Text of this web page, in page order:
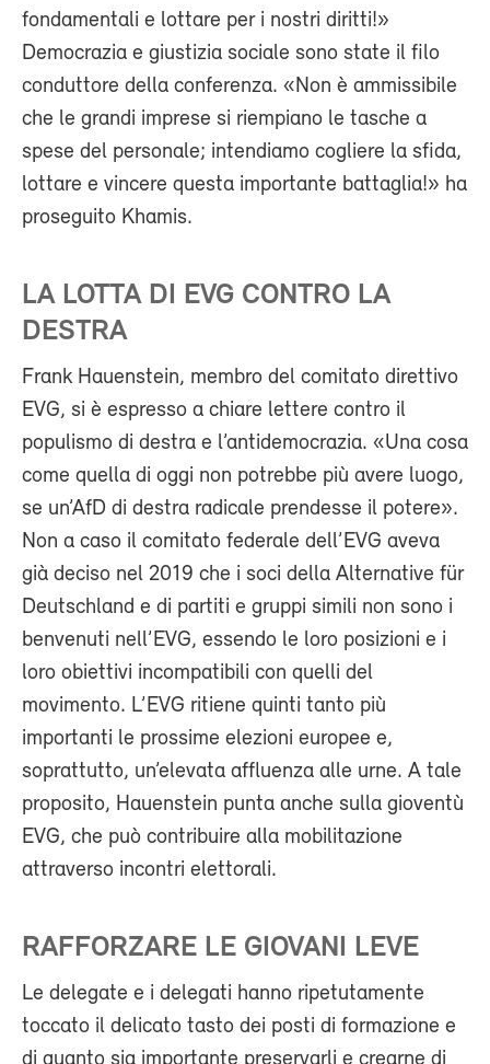
fondamentali e lottare per i nostri diritti!»
Democrazia e giustizia sociale sono state il filo
conduttore della conferenza. «Non è ammissibile
che le grandi imprese si riempiano le tasche a
spese del personale; intendiamo cogliere la sfida,
lottare e vincere questa importante battaglia!» ha
proseguito Khamis.
LA LOTTA DI EVG CONTRO LA
DESTRA
Frank Hauenstein, membro del comitato direttivo
EVG, si è espresso a chiare lettere contro il
populismo di destra e l’antidemocrazia. «Una cosa
come quella di oggi non potrebbe più avere luogo,
se un’AfD di destra radicale prendesse il potere».
Non a caso il comitato federale dell’EVG aveva
già deciso nel 2019 che i soci della Alternative für
Deutschland e di partiti e gruppi simili non sono i
benvenuti nell’EVG, essendo le loro posizioni e i
loro obiettivi incompatibili con quelli del
movimento. L’EVG ritiene quinti tanto più
importanti le prossime elezioni europee e,
soprattutto, un’elevata affluenza alle urne. A tale
proposito, Hauenstein punta anche sulla gioventù
EVG, che può contribuire alla mobilitazione
attraverso incontri elettorali.
RAFFORZARE LE GIOVANI LEVE
Le delegate e i delegati hanno ripetutamente
toccato il delicato tasto dei posti di formazione e